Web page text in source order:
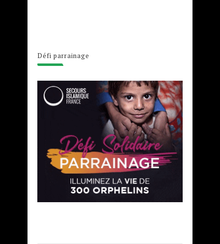
Défi parrainage